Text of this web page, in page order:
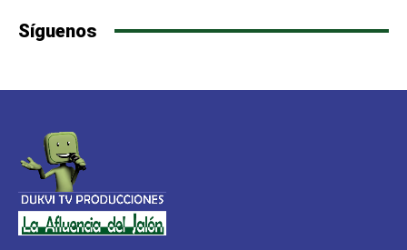
Síguenos